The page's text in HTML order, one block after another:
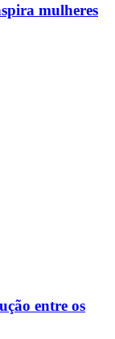
mulheres
entre os